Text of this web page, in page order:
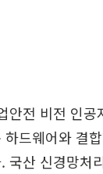
안전 비전 인공
드웨어와 결
국산 신경망처